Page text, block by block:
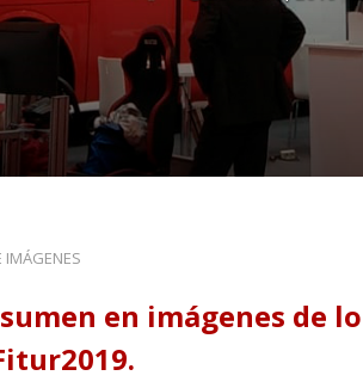
IMÁGENES
en imágenes de